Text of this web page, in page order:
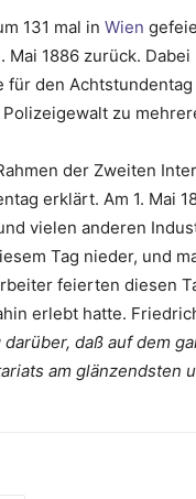
131 mal in Wien
Mai 1886 zurück.
den
zu
der Zweiten
erklärt. Am 1. Mai
vielen anderen
Tag nieder, und
feierten diesen
erlebt hatte.
daß auf dem
am glänzendsten